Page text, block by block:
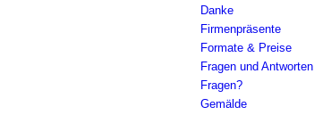
Danke
Firmenpräsente
Formate & Preise
Fragen und Antworten
Fragen?
Gemälde